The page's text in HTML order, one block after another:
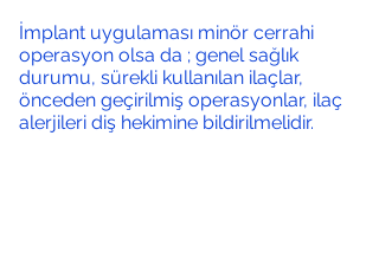
İmplant uygulaması minör cerrahi
operasyon olsa da ; genel sağlık
durumu, sürekli kullanılan ilaçlar,
önceden geçirilmiş operasyonlar, ilaç
alerjileri diş hekimine bildirilmelidir.